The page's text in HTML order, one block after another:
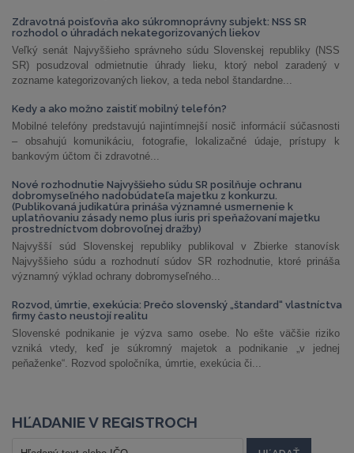
Zdravotná poisťovňa ako súkromnoprávny subjekt: NSS SR
rozhodol o úhradách nekategorizovaných liekov
Veľký senát Najvyššieho správneho súdu Slovenskej republiky (NSS
SR) posudzoval odmietnutie úhrady lieku, ktorý nebol zaradený v
zozname kategorizovaných liekov, a teda nebol štandardne...
Kedy a ako možno zaistiť mobilný telefón?
Mobilné telefóny predstavujú najintímnejší nosič informácií súčasnosti
– obsahujú komunikáciu, fotografie, lokalizačné údaje, prístupy k
bankovým účtom či zdravotné...
Nové rozhodnutie Najvyššieho súdu SR posilňuje ochranu
dobromyseľného nadobúdateľa majetku z konkurzu.
(Publikovaná judikatúra prináša významné usmernenie k
uplatňovaniu zásady nemo plus iuris pri speňažovaní majetku
prostredníctvom dobrovoľnej dražby)
Najvyšší súd Slovenskej republiky publikoval v Zbierke stanovísk
Najvyššieho súdu a rozhodnutí súdov SR rozhodnutie, ktoré prináša
významný výklad ochrany dobromyseľného...
Rozvod, úmrtie, exekúcia: Prečo slovenský „štandard“ vlastníctva
firmy často neustojí realitu
Slovenské podnikanie je výzva samo osebe. No ešte väčšie riziko
vzniká vtedy, keď je súkromný majetok a podnikanie „v jednej
peňaženke“. Rozvod spoločníka, úmrtie, exekúcia či...
HĽADANIE V REGISTROCH